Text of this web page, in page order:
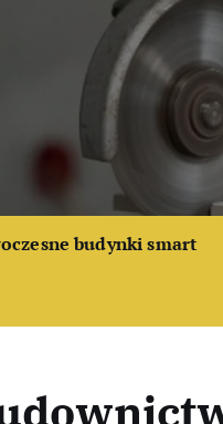
budynki smart